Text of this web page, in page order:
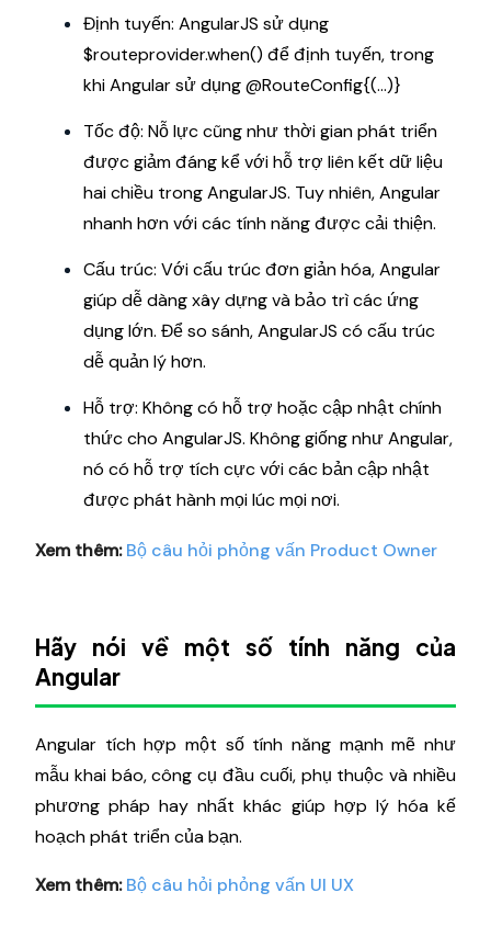
Định tuyến: AngularJS sử dụng
$routeprovider.when() để định tuyến, trong
khi Angular sử dụng @RouteConfig{(…)}
Tốc độ: Nỗ lực cũng như thời gian phát triển
được giảm đáng kể với hỗ trợ liên kết dữ liệu
hai chiều trong AngularJS. Tuy nhiên, Angular
nhanh hơn với các tính năng được cải thiện.
Cấu trúc: Với cấu trúc đơn giản hóa, Angular
giúp dễ dàng xây dựng và bảo trì các ứng
dụng lớn. Để so sánh, AngularJS có cấu trúc
dễ quản lý hơn.
Hỗ trợ: Không có hỗ trợ hoặc cập nhật chính
thức cho AngularJS. Không giống như Angular,
nó có hỗ trợ tích cực với các bản cập nhật
được phát hành mọi lúc mọi nơi.
Xem thêm: Bộ câu hỏi phỏng vấn Product Owner
Hãy nói về một số tính năng của
Angular
Angular tích hợp một số tính năng mạnh mẽ như
mẫu khai báo, công cụ đầu cuối, phụ thuộc và nhiều
phương pháp hay nhất khác giúp hợp lý hóa kế
hoạch phát triển của bạn.
Xem thêm: Bộ câu hỏi phỏng vấn UI UX